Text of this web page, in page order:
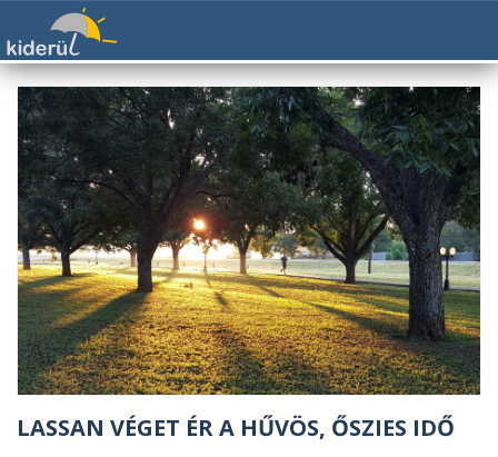
LASSAN VÉGET ÉR A HŰVÖS, ŐSZIES IDŐ